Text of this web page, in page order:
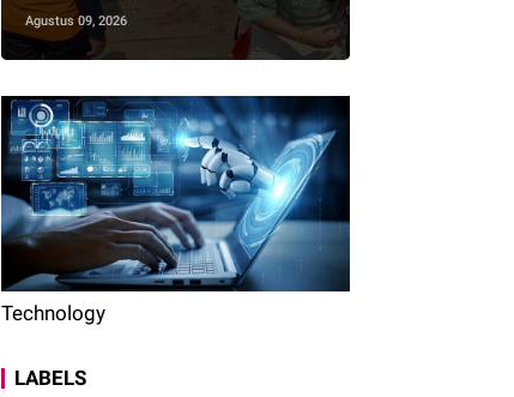
dan Sosialisasikan Layanan
Polisi 110
Agustus 09, 2026
Technology
LABELS